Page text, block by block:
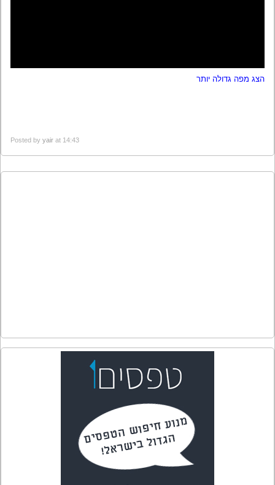
הצג מפה גדולה יותר
Posted by yair at 14:43